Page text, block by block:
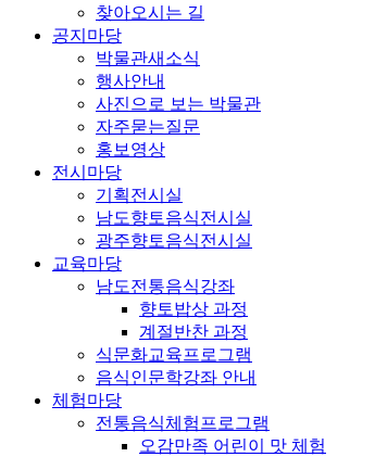
찾아오시는 길
공지마당
박물관새소식
행사안내
사진으로 보는 박물관
자주묻는질문
홍보영상
전시마당
기획전시실
남도향토음식전시실
광주향토음식전시실
교육마당
남도전통음식강좌
향토밥상 과정
계절반찬 과정
식문화교육프로그램
음식인문학강좌 안내
체험마당
전통음식체험프로그램
오감만족 어린이 맛 체험